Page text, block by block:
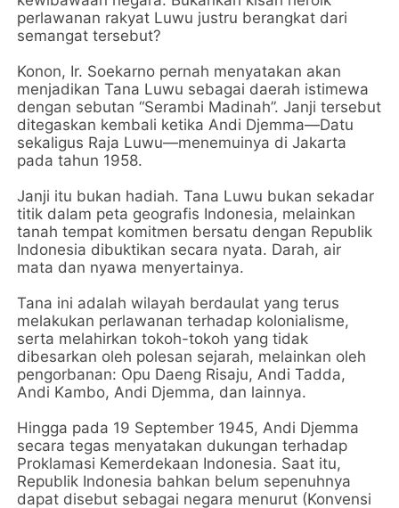
perlawanan rakyat Luwu justru berangkat dari
semangat tersebut?
Konon, Ir. Soekarno pernah menyatakan akan
menjadikan Tana Luwu sebagai daerah istimewa
dengan sebutan “Serambi Madinah”. Janji tersebut
ditegaskan kembali ketika Andi Djemma—Datu
sekaligus Raja Luwu—menemuinya di Jakarta
pada tahun 1958.
Janji itu bukan hadiah. Tana Luwu bukan sekadar
titik dalam peta geografis Indonesia, melainkan
tanah tempat komitmen bersatu dengan Republik
Indonesia dibuktikan secara nyata. Darah, air
mata dan nyawa menyertainya.
Tana ini adalah wilayah berdaulat yang terus
melakukan perlawanan terhadap kolonialisme,
serta melahirkan tokoh-tokoh yang tidak
dibesarkan oleh polesan sejarah, melainkan oleh
pengorbanan: Opu Daeng Risaju, Andi Tadda,
Andi Kambo, Andi Djemma, dan lainnya.
Hingga pada 19 September 1945, Andi Djemma
secara tegas menyatakan dukungan terhadap
Proklamasi Kemerdekaan Indonesia. Saat itu,
Republik Indonesia bahkan belum sepenuhnya
dapat disebut sebagai negara menurut (Konvensi